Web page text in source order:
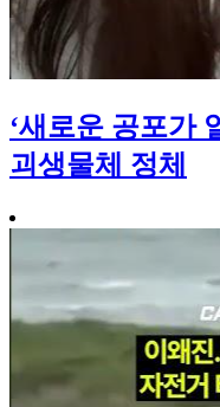
‘새로운 공포가
괴생물체 정체